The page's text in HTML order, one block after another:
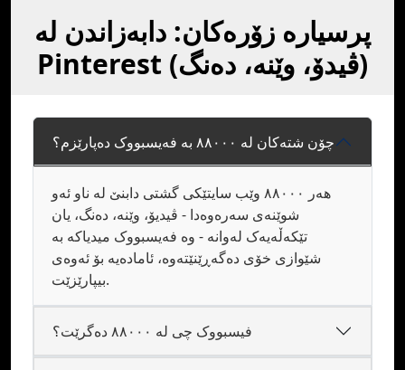
پرسیارە زۆرەکان: دابەزاندن لە
Pinterest (ڤیدۆ، وێنە، دەنگ)
چۆن شتەکان لە ٨٨٠٠٠ بە فەیسبووک دەپارێزم؟
هەر ٨٨٠٠٠ وێب سایتێکی گشتی دابنێ لە ناو ئەو
شوێنەی سەرەوەدا - ڤیدیۆ، وێنە، دەنگ، یان
تێکەڵەیەک لەوانە - وە فەیسبووک میدیاکە بە
شێوازی خۆی دەگەڕێنێتەوە، ئامادەیە بۆ ئەوەی
بیپارێزێت.
فیسبووک چی لە ٨٨٠٠٠ دەگرێت؟